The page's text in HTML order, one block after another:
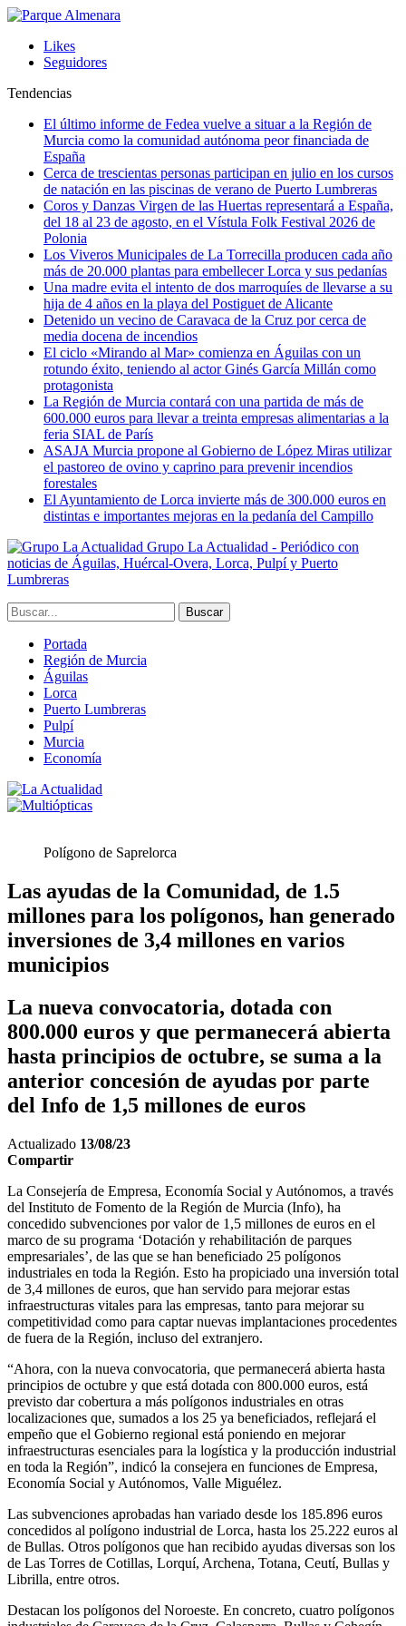
Likes
Seguidores
Tendencias
El último informe de Fedea vuelve a situar a la Región de
Murcia como la comunidad autónoma peor financiada de
España
Cerca de trescientas personas participan en julio en los cursos
de natación en las piscinas de verano de Puerto Lumbreras
Coros y Danzas Virgen de las Huertas representará a España,
del 18 al 23 de agosto, en el Vístula Folk Festival 2026 de
Polonia
Los Viveros Municipales de La Torrecilla producen cada año
más de 20.000 plantas para embellecer Lorca y sus pedanías
Una madre evita el intento de dos marroquíes de llevarse a su
hija de 4 años en la playa del Postiguet de Alicante
Detenido un vecino de Caravaca de la Cruz por cerca de
media docena de incendios
El ciclo «Mirando al Mar» comienza en Águilas con un
rotundo éxito, teniendo al actor Ginés García Millán como
protagonista
La Región de Murcia contará con una partida de más de
600.000 euros para llevar a treinta empresas alimentarias a la
feria SIAL de París
ASAJA Murcia propone al Gobierno de López Miras utilizar
el pastoreo de ovino y caprino para prevenir incendios
forestales
El Ayuntamiento de Lorca invierte más de 300.000 euros en
distintas e importantes mejoras en la pedanía del Campillo
Grupo La Actualidad - Periódico con
noticias de Águilas, Huércal-Overa, Lorca, Pulpí y Puerto
Lumbreras
Portada
Región de Murcia
Águilas
Lorca
Puerto Lumbreras
Pulpí
Murcia
Economía
Polígono de Saprelorca
Las ayudas de la Comunidad, de 1.5
millones para los polígonos, han generado
inversiones de 3,4 millones en varios
municipios
La nueva convocatoria, dotada con
800.000 euros y que permanecerá abierta
hasta principios de octubre, se suma a la
anterior concesión de ayudas por parte
del Info de 1,5 millones de euros
Actualizado 13/08/23
Compartir
La Consejería de Empresa, Economía Social y Autónomos, a través
del Instituto de Fomento de la Región de Murcia (Info), ha
concedido subvenciones por valor de 1,5 millones de euros en el
marco de su programa ‘Dotación y rehabilitación de parques
empresariales’, de las que se han beneficiado 25 polígonos
industriales en toda la Región. Esto ha propiciado una inversión total
de 3,4 millones de euros, que han servido para mejorar estas
infraestructuras vitales para las empresas, tanto para mejorar su
competitividad como para captar nuevas implantaciones procedentes
de fuera de la Región, incluso del extranjero.
“Ahora, con la nueva convocatoria, que permanecerá abierta hasta
principios de octubre y que está dotada con 800.000 euros, está
previsto dar cobertura a más polígonos industriales en otras
localizaciones que, sumados a los 25 ya beneficiados, reflejará el
empeño que el Gobierno regional está poniendo en mejorar
infraestructuras esenciales para la logística y la producción industrial
en toda la Región”, indicó la consejera en funciones de Empresa,
Economía Social y Autónomos, Valle Miguélez.
Las subvenciones aprobadas han variado desde los 185.896 euros
concedidos al polígono industrial de Lorca, hasta los 25.222 euros al
de Bullas. Otros polígonos que han recibido ayudas diversas son los
de Las Torres de Cotillas, Lorquí, Archena, Totana, Ceutí, Bullas y
Librilla, entre otros.
Destacan los polígonos del Noroeste. En concreto, cuatro polígonos